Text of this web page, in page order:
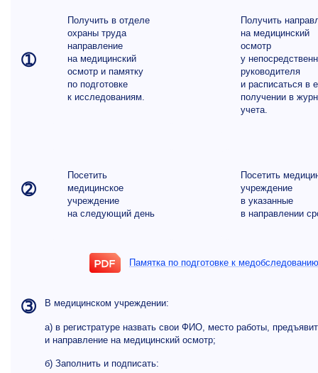
➀
Получить в отделе
охраны труда
направление
на медицинский
осмотр и памятку
по подготовке
к исследованиям.
Получить
на медицинский
осмотр
у
руководителя
и расписаться в
получении в
учета.
➁
Посетить
медицинское
учреждение
на следующий день
Посетить
учреждение
в указанные
в направлении
Памятка по подготовке к медобследованию
➂ В медицинском учреждении:
а) в регистратуре назвать свои ФИО, место работы,
и направление на медицинский осмотр;
б) Заполнить и подписать: